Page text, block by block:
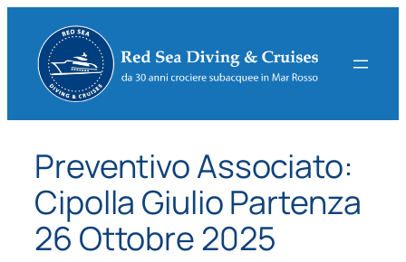
contenuto
Preventivo Associato:
Cipolla Giulio Partenza
26 Ottobre 2025